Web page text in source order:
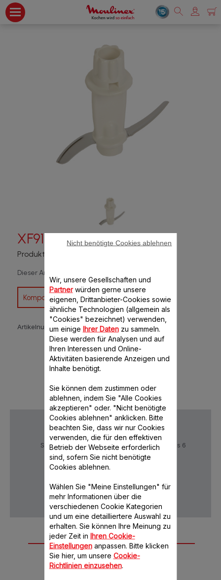
XF910101
Produkt nicht mehr verfügbar
Dieser Artikel ist mit 1 Produkt(en) kompatibel
Kompatibilität überprüfen
Artikelnummer :XF910101
Sichere Zahlung
Lieferzeiten: 5 bis 6
Verktage
Datenschutz AGB
Passend für 1
Produkt(e)
Wir, unsere Gesellschaften und
Partnerwürden gerne unsere
eigenen, Drittanbieter-Cookies sowie
ähnliche Technologien (allgemein als
"Cookies" bezeichnet) verwenden,
um einige Ihrer Datenzu sammeln.
Diese werden für Analysen und auf
Ihren Interessen und Online-
Aktivitäten basierende Anzeigen und
Inhalte benötigt.
Sie können dem zustimmen oder
ablehnen, indem Sie "Alle Cookies
akzeptieren" oder. "Nicht benötigte
Cookies ablehnen" anklicken. Bitte
beachten Sie, dass wir nur Cookies
verwenden, die für den effektiven
Betrieb der Webseite erforderlich
sind, sofern Sie nicht benötigte
Cookies ablehnen.
Wählen Sie "Meine Einstellungen" für
mehr Informationen über die
verschiedenen Cookie Kategorien
und um eine detailliertere Auswahl zu
erhalten. Sie können Ihre Meinung zu
jeder Zeit in Ihren Cookie-
Einstellungenanpassen. Bitte klicken
Sie hier, um unsere Cookie-
Richtlinien einzusehen.
Nicht benötigte Cookies ablehnen